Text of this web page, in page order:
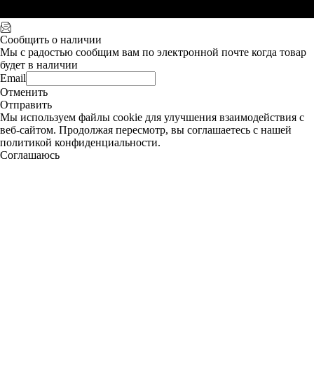
Сообщить о наличии
Мы с радостью сообщим вам по электронной почте когда товар
будет в наличии
Email
Отменить
Отправить
Мы используем файлы cookie для улучшения взаимодействия с
веб-сайтом. Продолжая пересмотр, вы соглашаетесь с нашей
политикой конфиденциальности.
Соглашаюсь